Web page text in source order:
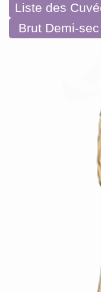
Liste des
Brut Demi-